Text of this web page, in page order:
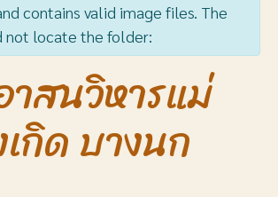
contains valid image files. The
not locate the folder:
สนวิหารแม่
กิด บางนก